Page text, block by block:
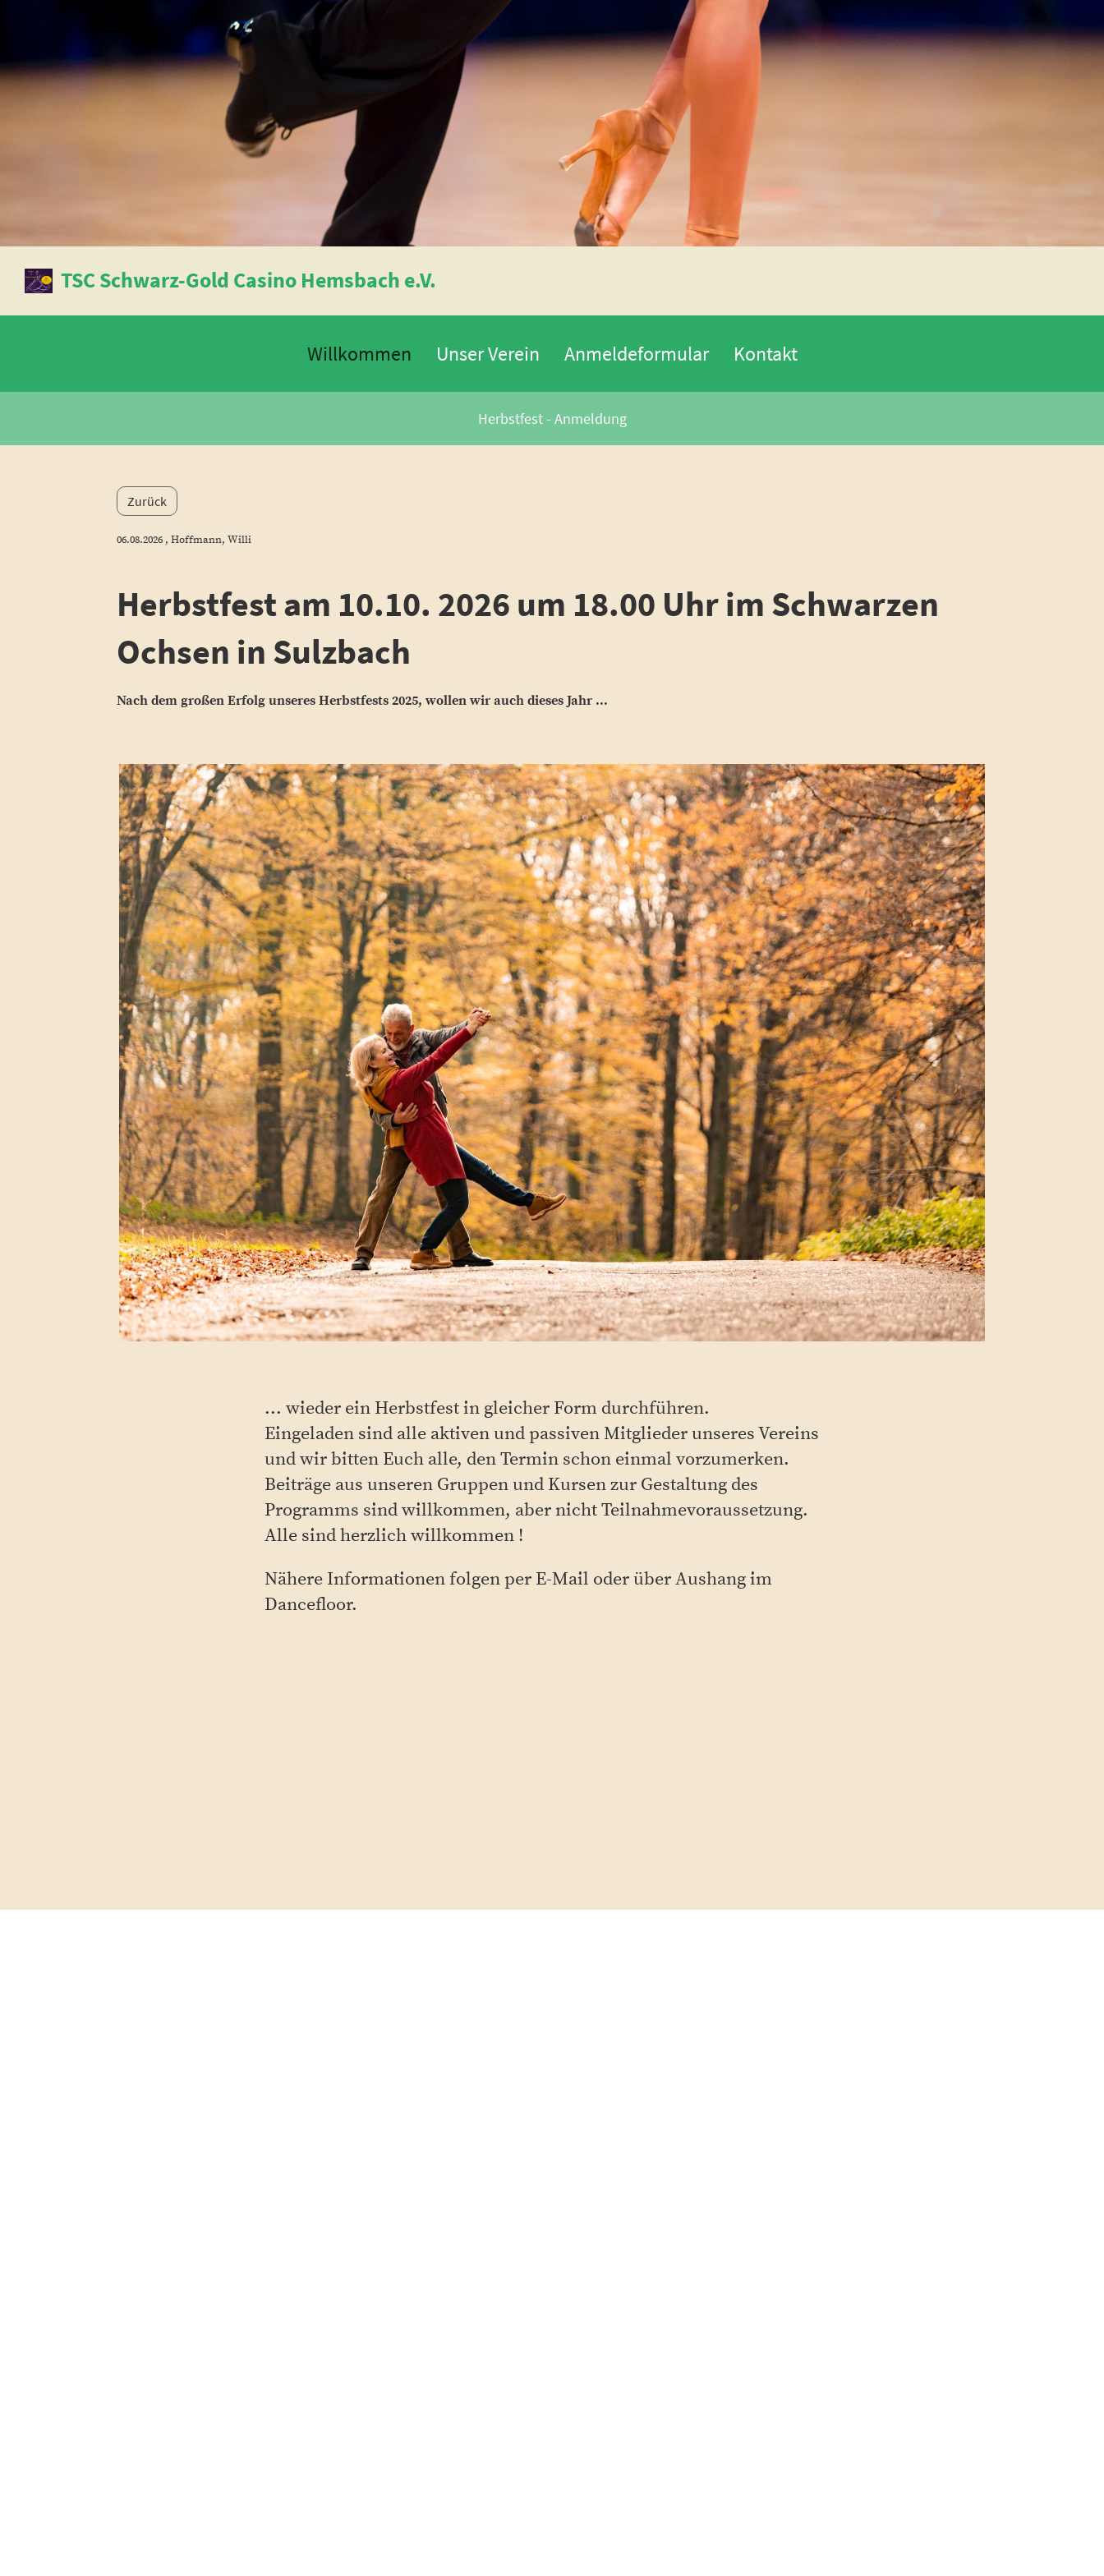
TSC Schwarz-Gold Casino Hemsbach e.V.
Willkommen Unser Verein Anmeldeformular Kontakt
Herbstfest - Anmeldung
Zurück
06.08.2026 , Hoffmann, Willi
Herbstfest am 10.10. 2026 um 18.00 Uhr im Schwarzen
Ochsen in Sulzbach
Nach dem großen Erfolg unseres Herbstfests 2025, wollen wir auch dieses Jahr ...
... wieder ein Herbstfest in gleicher Form durchführen.
Eingeladen sind alle aktiven und passiven Mitglieder unseres Vereins
und wir bitten Euch alle, den Termin schon einmal vorzumerken.
Beiträge aus unseren Gruppen und Kursen zur Gestaltung des
Programms sind willkommen, aber nicht Teilnahmevoraussetzung.
Alle sind herzlich willkommen !
Nähere Informationen folgen per E-Mail oder über Aushang im
Dancefloor.